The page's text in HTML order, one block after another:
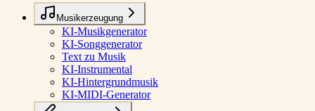
Musikerzeugung
KI-Musikgenerator
KI-Songgenerator
Text zu Musik
KI-Instrumental
KI-Hintergrundmusik
KI-MIDI-Generator